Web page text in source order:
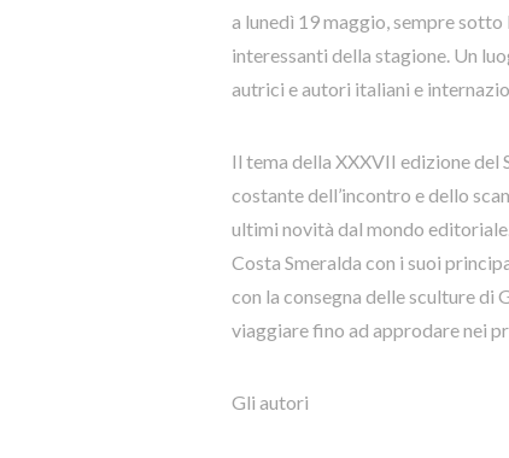
a lunedì 19 maggio, sempre
interessanti della stagione. Un
autrici e autori italiani e
Il tema della XXXVII edizione del
costante dell’incontro e dello
ultimi novità dal mondo
Costa Smeralda con i suoi
con la consegna delle sculture di
viaggiare fino ad approdare nei
Gli autori